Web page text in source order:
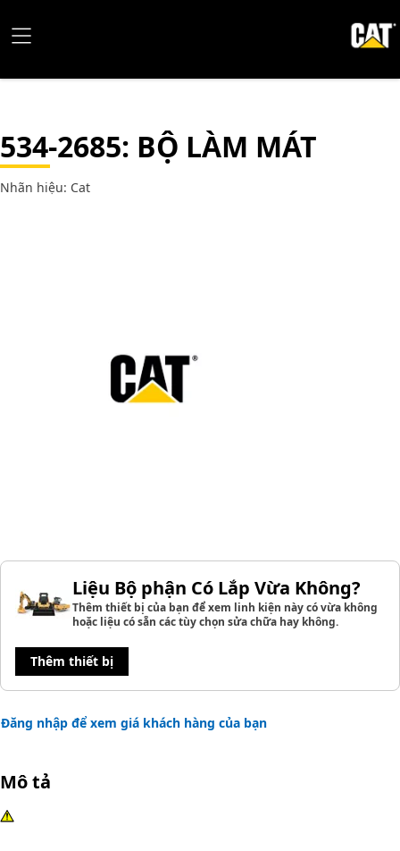
534-2685: BỘ LÀM MÁT
Nhãn hiệu: Cat
Liệu Bộ phận Có Lắp Vừa Không?
Thêm thiết bị của bạn để xem linh kiện này có vừa không
hoặc liệu có sẵn các tùy chọn sửa chữa hay không.
Thêm thiết bị
Đăng nhập để xem giá khách hàng của bạn
Mô tả